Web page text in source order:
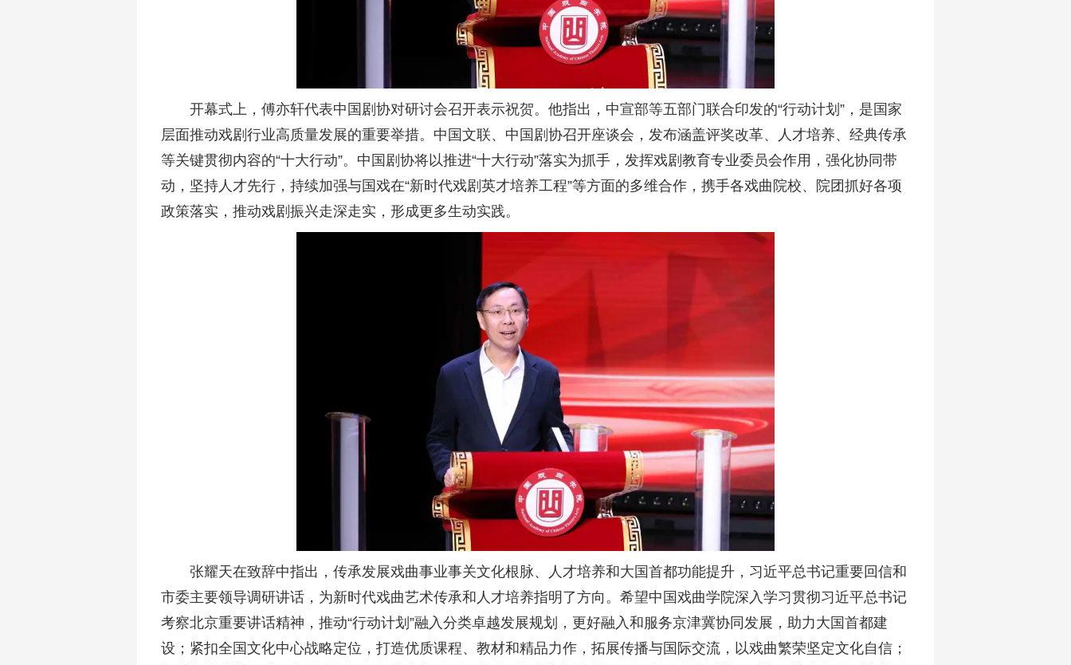
开幕式上，傅亦轩代表中国剧协对研讨会召开表示祝贺。他指出，中宣部等五部门联合印发的“行动计划”，是国家
层面推动戏剧行业高质量发展的重要举措。中国文联、中国剧协召开座谈会，发布涵盖评奖改革、人才培养、经典传承
等关键贯彻内容的“十大行动”。中国剧协将以推进“十大行动”落实为抓手，发挥戏剧教育专业委员会作用，强化协同带
动，坚持人才先行，持续加强与国戏在“新时代戏剧英才培养工程”等方面的多维合作，携手各戏曲院校、院团抓好各项
政策落实，推动戏剧振兴走深走实，形成更多生动实践。
张耀天在致辞中指出，传承发展戏曲事业事关文化根脉、人才培养和大国首都功能提升，习近平总书记重要回信和
市委主要领导调研讲话，为新时代戏曲艺术传承和人才培养指明了方向。希望中国戏曲学院深入学习贯彻习近平总书记
考察北京重要讲话精神，推动“行动计划”融入分类卓越发展规划，更好融入和服务京津冀协同发展，助力大国首都建
设；紧扣全国文化中心战略定位，打造优质课程、教材和精品力作，拓展传播与国际交流，以戏曲繁荣坚定文化自信；